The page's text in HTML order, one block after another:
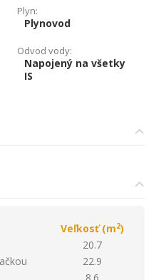
Plyn:
Plynovod
Odvod vody:
Napojený na všetky
IS
Veľkosť (m2)
20.7
22.9